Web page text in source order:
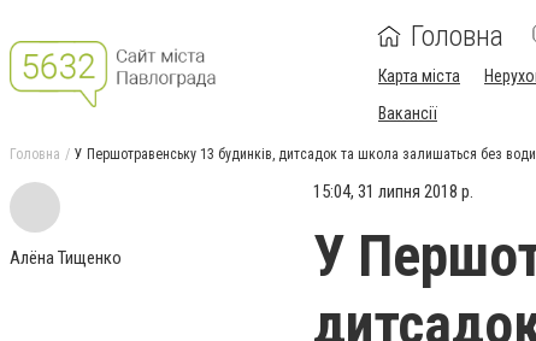
Головна
Карта міста
Вакансії
Головна У Першотравенську 13 будинків, дитсадок та школа залишаться без води
Алёна Тищенко
15:04, 31 липня 2018 р.
У